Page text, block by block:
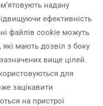
надану
ефективність
файлів cookie можуть
мають дозвіл з боку
вище цілей.
для
зацікавити
на пристрої